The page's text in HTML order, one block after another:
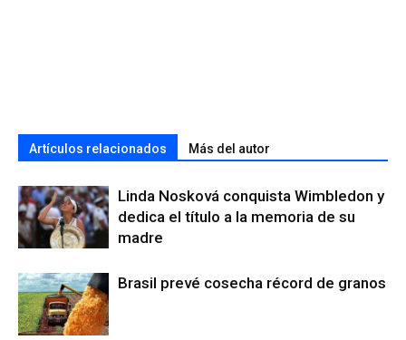
Artículos relacionados Más del autor
Linda Nosková conquista Wimbledon y
dedica el título a la memoria de su
madre
Brasil prevé cosecha récord de granos